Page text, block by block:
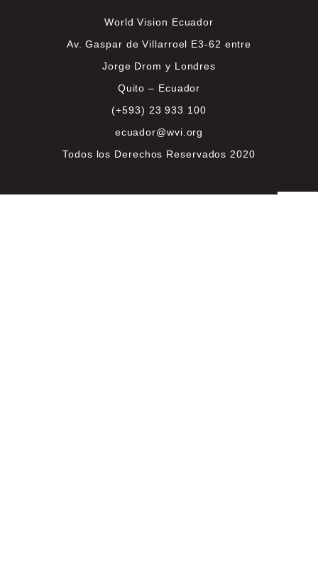
World Vision Ecuador
Av. Gaspar de Villarroel E3-62 entre
Jorge Drom y Londres
Quito – Ecuador
(+593) 23 933 100
ecuador@wvi.org
Todos los Derechos Reservados 2020